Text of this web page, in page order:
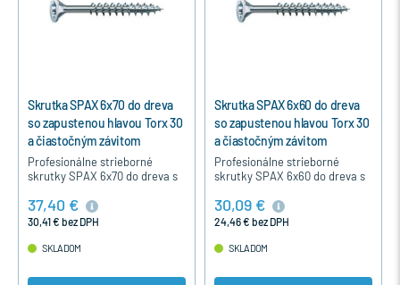
Skrutka SPAX 6x70 do dreva
so zapustenou hlavou Torx 30
a čiastočným závitom
Profesionálne strieborné
skrutky SPAX 6x70 do dreva s
hlavou,čiastočným závitom,
bez nutnosti predvŕtania, s
37,40 €
30,41 € bez DPH
SKLADOM
Skrutka SPAX 6x60 do dreva
so zapustenou hlavou Torx 30
a čiastočným závitom
Profesionálne strieborné
skrutky SPAX 6x60 do dreva s
hlavou,čiastočným závitom,
bez nutnosti predvŕtania, s
30,09 €
24,46 € bez DPH
SKLADOM